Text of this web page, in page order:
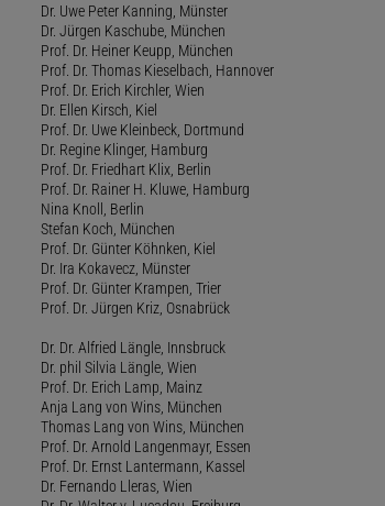
Dr. Uwe Peter Kanning, Münster
Dr. Jürgen Kaschube, München
Prof. Dr. Heiner Keupp, München
Prof. Dr. Thomas Kieselbach, Hannover
Prof. Dr. Erich Kirchler, Wien
Dr. Ellen Kirsch, Kiel
Prof. Dr. Uwe Kleinbeck, Dortmund
Dr. Regine Klinger, Hamburg
Prof. Dr. Friedhart Klix, Berlin
Prof. Dr. Rainer H. Kluwe, Hamburg
Nina Knoll, Berlin
Stefan Koch, München
Prof. Dr. Günter Köhnken, Kiel
Dr. Ira Kokavecz, Münster
Prof. Dr. Günter Krampen, Trier
Prof. Dr. Jürgen Kriz, Osnabrück
Dr. Dr. Alfried Längle, Innsbruck
Dr. phil Silvia Längle, Wien
Prof. Dr. Erich Lamp, Mainz
Anja Lang von Wins, München
Thomas Lang von Wins, München
Prof. Dr. Arnold Langenmayr, Essen
Prof. Dr. Ernst Lantermann, Kassel
Dr. Fernando Lleras, Wien